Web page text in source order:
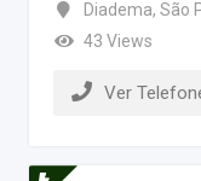
Diadema, São
43 Views
Ver